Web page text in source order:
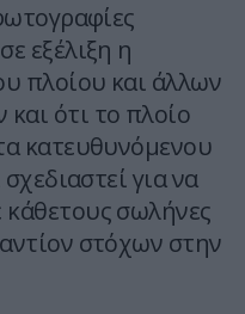
εξέλιξη η
πλοίου και άλλων
ότι το πλοίο
κατευθυνόμενου
για να
σωλήνες
στόχων στην